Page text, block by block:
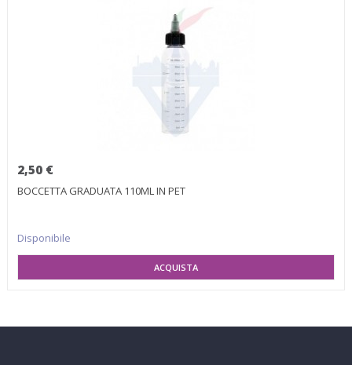
2,50 €
BOCCETTA GRADUATA 110ML IN PET
Disponibile